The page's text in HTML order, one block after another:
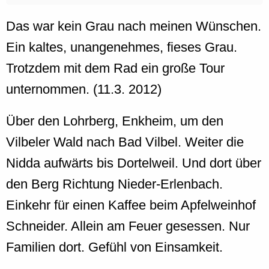
Das war kein Grau nach meinen Wünschen.
Ein kaltes, unangenehmes, fieses Grau.
Trotzdem mit dem Rad ein große Tour
unternommen. (11.3. 2012)
Über den Lohrberg, Enkheim, um den
Vilbeler Wald nach Bad Vilbel. Weiter die
Nidda aufwärts bis Dortelweil. Und dort über
den Berg Richtung Nieder-Erlenbach.
Einkehr für einen Kaffee beim Apfelweinhof
Schneider. Allein am Feuer gesessen. Nur
Familien dort. Gefühl von Einsamkeit.